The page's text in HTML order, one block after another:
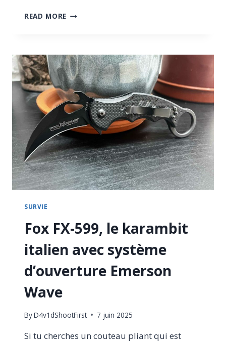
READ MORE GUIDE
DU
TIR
SPORTIF
EN
BELGIQUE
SURVIE
Fox FX-599, le karambit
italien avec système
d’ouverture Emerson
Wave
ByD4v1dShootFirst 7 juin 2025
Si tu cherches un couteau pliant qui est